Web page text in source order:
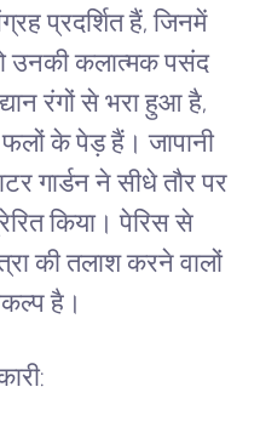
प्रदर्शित हैं, जिनमें
उनकी कलात्मक पसंद
रंगों से भरा हुआ है,
के पेड़ हैं। जापानी
गार्डन ने सीधे तौर पर
किया। पेरिस से
की तलाश करने वालों
है।